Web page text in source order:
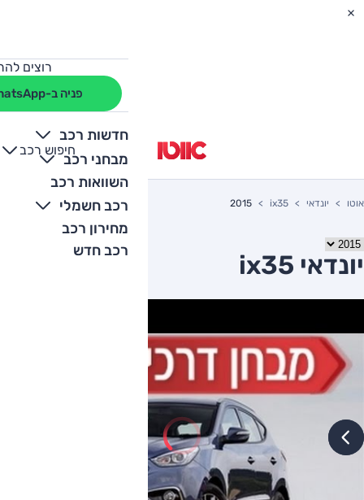
רוצים
פניה ב-WhatsApp
חדשות רכב
מבחני רכב
השוואות רכב
רכב חשמלי
מחירון רכב
רכב חדש
חיפוש רכב
+
-
אוטו יונדאי ix35
2015
יונדאי ix35